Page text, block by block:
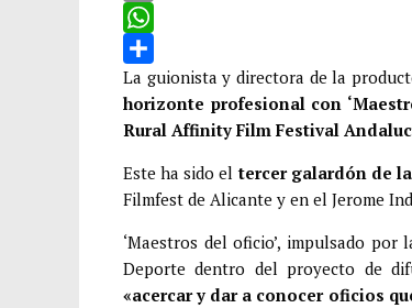
c
e
b
o
o
k
w
t
t
e
r
E
m
a
i
l
W
h
a
t
s
A
p
p
C
o
m
p
a
r
t
i
La guionista y directora de la
horizonte profesional con
Rural Affinity Film Festival
Este ha sido eltercer galardón de
Filmfest de Alicante y en el Jerome
‘Maestros del oficio’, impulsado
Deporte dentro del proyecto de
«acercar y dar a conocer oficios